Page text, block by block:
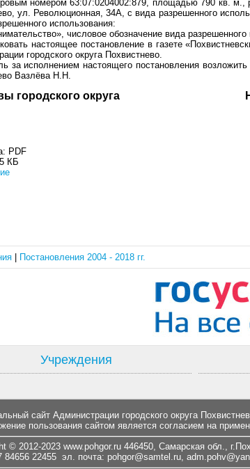
номером 63:07:0204002:879, площадью 790 кв. м.,
ул. Революционная, 34А, с вида разрешенного
использования:
числовое обозначение вида
настоящее постановление в газете
городского округа Похвистнево.
за исполнением настоящего постановления возложить
Вазлёва Н.Н.
городского округа Н.Н.
PDF
КБ
Постановления 2004 - 2018 гг.
Учреждения
сайт Администрации городского округа
пользования сайтом является согласием на
© 2012-2023 www.pohgor.ru 446450, Самарская обл.,
84656 22455 эл. почта: pohgor@samtel.ru,